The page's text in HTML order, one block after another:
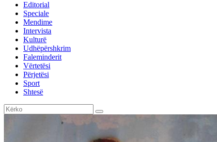
Editorial
Speciale
Mendime
Intervista
Kulturë
Udhëpërshkrim
Faleminderit
Vërtetësi
Përjetësi
Sport
Shtesë